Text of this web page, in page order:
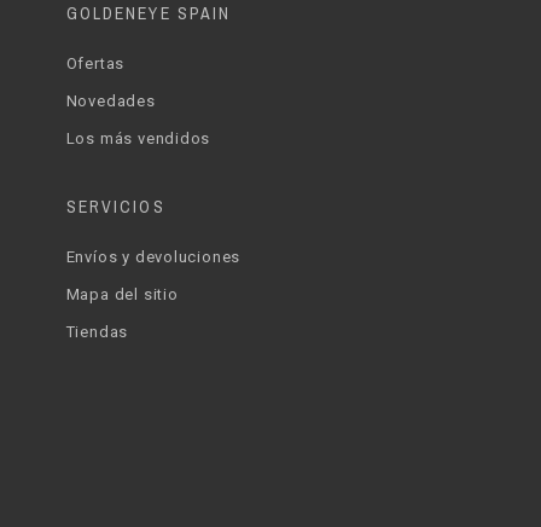
GOLDENEYE SPAIN
Ofertas
Novedades
Los más vendidos
SERVICIOS
Envíos y devoluciones
Mapa del sitio
Tiendas